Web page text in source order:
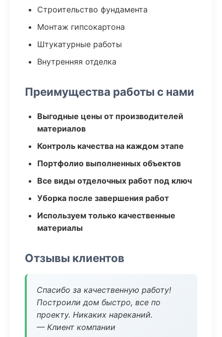
Строительство фундамента
Монтаж гипсокартона
Штукатурные работы
Внутренняя отделка
Преимущества работы с нами
Выгодные цены от производителей
материалов
Контроль качества на каждом этапе
Портфолио выполненных объектов
Все виды отделочных работ под ключ
Уборка после завершения работ
Используем только качественные
материалы
Отзывы клиентов
Спасибо за качественную работу!
Построили дом быстро, все по
проекту. Никаких нареканий.
— Клиент компании